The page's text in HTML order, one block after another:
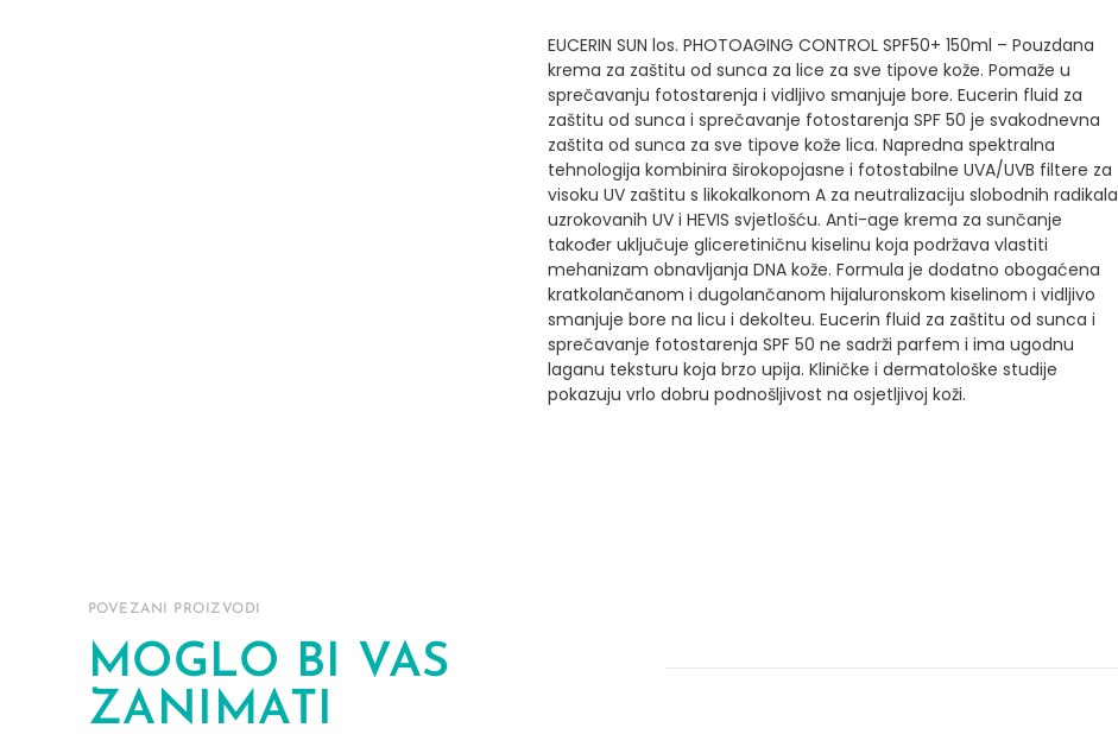
EUCERIN SUN los. PHOTOAGING CONTROL SPF50+ 150ml – Pouzdana
krema za zaštitu od sunca za lice za sve tipove kože. Pomaže u
sprečavanju fotostarenja i vidljivo smanjuje bore. Eucerin fluid za
zaštitu od sunca i sprečavanje fotostarenja SPF 50 je svakodnevna
zaštita od sunca za sve tipove kože lica. Napredna spektralna
tehnologija kombinira širokopojasne i fotostabilne UVA/UVB filtere za
visoku UV zaštitu s likokalkonom A za neutralizaciju slobodnih radikala
uzrokovanih UV i HEVIS svjetlošću. Anti-age krema za sunčanje
također uključuje gliceretiničnu kiselinu koja podržava vlastiti
mehanizam obnavljanja DNA kože. Formula je dodatno obogaćena
kratkolančanom i dugolančanom hijaluronskom kiselinom i vidljivo
smanjuje bore na licu i dekolteu. Eucerin fluid za zaštitu od sunca i
sprečavanje fotostarenja SPF 50 ne sadrži parfem i ima ugodnu
laganu teksturu koja brzo upija. Kliničke i dermatološke studije
pokazuju vrlo dobru podnošljivost na osjetljivoj koži.
POVEZANI PROIZVODI
MOGLO BI VAS
ZANIMATI